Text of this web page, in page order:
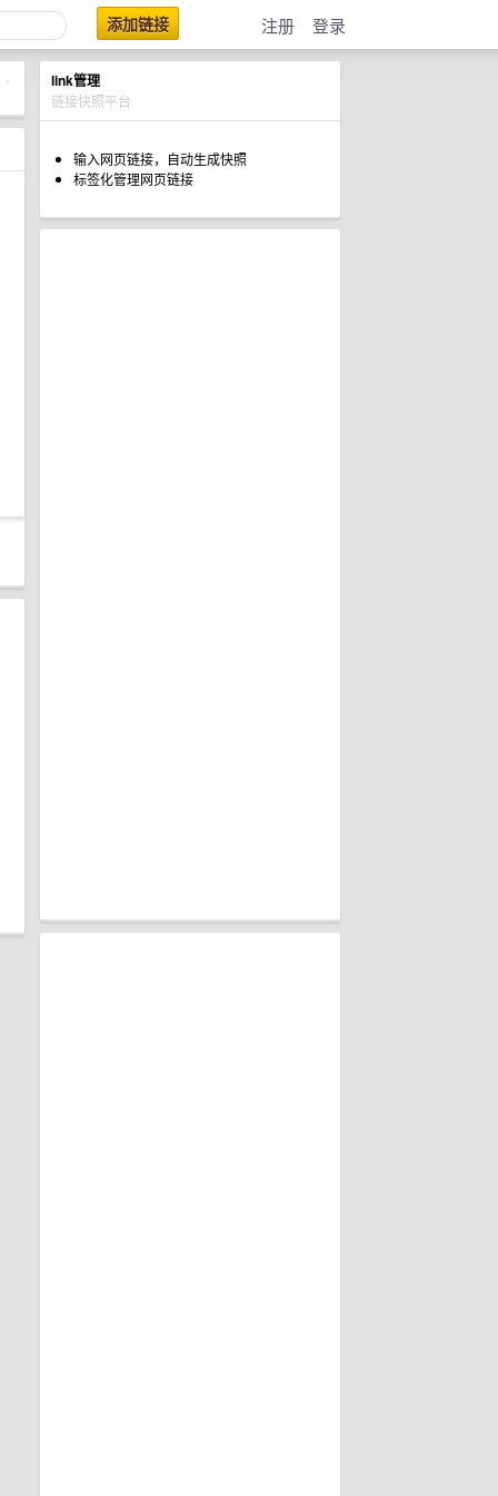
添加链接 注册 登录
link管理
链接快照平台
输入网页链接，自动生成快照
标签化管理网页链接
•